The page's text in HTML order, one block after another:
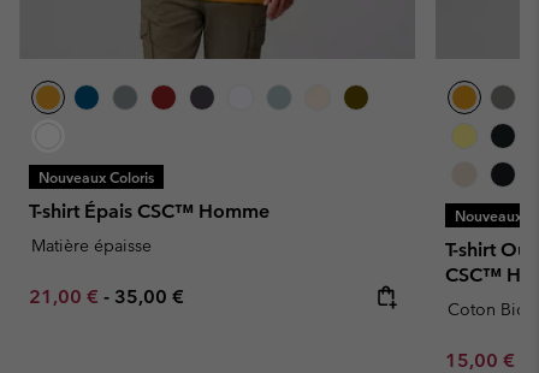
Nouveaux Coloris
T-shirt Épais CSC™ Homme
Matière épaisse
Minimum sale price:
21,00 € - Maximum price:
35,00 €
Nouveaux
T-shirt
CSC™
Coton Bio
Minimum
15,00 €